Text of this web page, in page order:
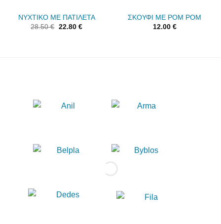
ΝΥΧΤΙΚΟ ΜΕ ΠΑΤΙΛΕΤΑ
28.50€ 22.80 €
ΣΚΟΥΦΙ ΜΕ POM POM
12.00 €